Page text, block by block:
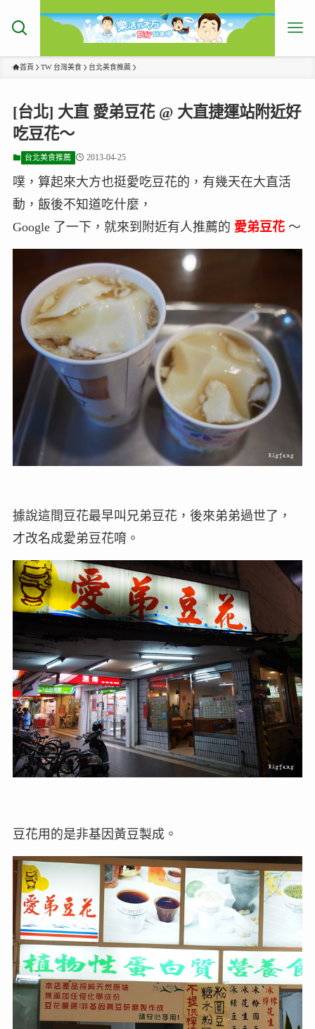
首頁 TW 台灣美食 台北美食推薦
[台北] 大直 愛弟豆花 @ 大直捷運站附近好
吃豆花～
台北美食推薦 2013-04-25
噗，算起來大方也挺愛吃豆花的，有幾天在大直活
動，飯後不知道吃什麼，
Google 了一下，就來到附近有人推薦的 愛弟豆花～
據說這間豆花最早叫兄弟豆花，後來弟弟過世了，
才改名成愛弟豆花唷。
豆花用的是非基因黃豆製成。